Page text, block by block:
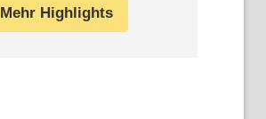
Mehr Highlights